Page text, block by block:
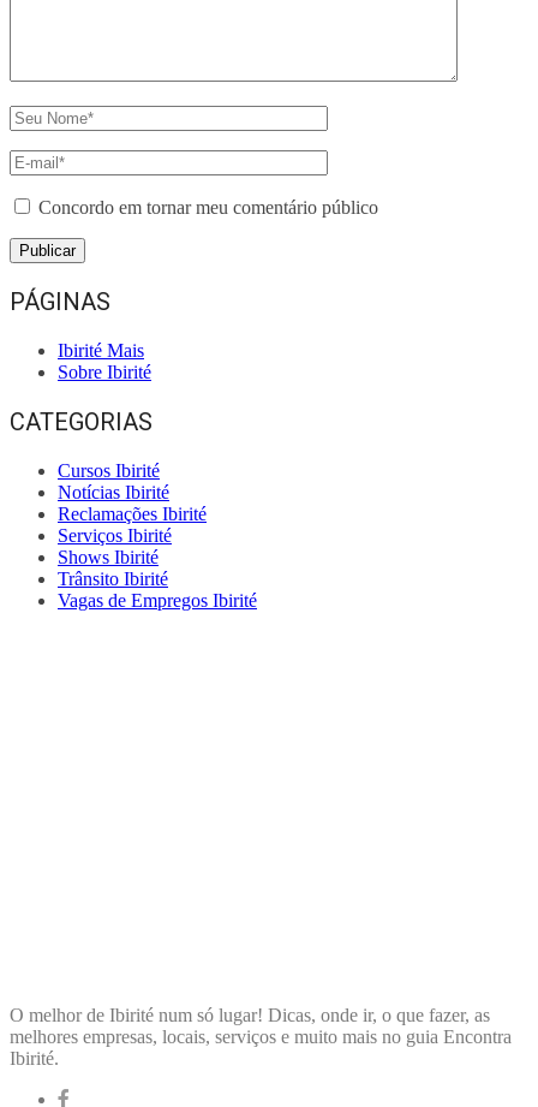
Concordo em tornar meu comentário público
PÁGINAS
Ibirité Mais
Sobre Ibirité
CATEGORIAS
Cursos Ibirité
Notícias Ibirité
Reclamações Ibirité
Serviços Ibirité
Shows Ibirité
Trânsito Ibirité
Vagas de Empregos Ibirité
O melhor de Ibirité num só lugar! Dicas, onde ir, o que fazer, as
melhores empresas, locais, serviços e muito mais no guia Encontra
Ibirité.